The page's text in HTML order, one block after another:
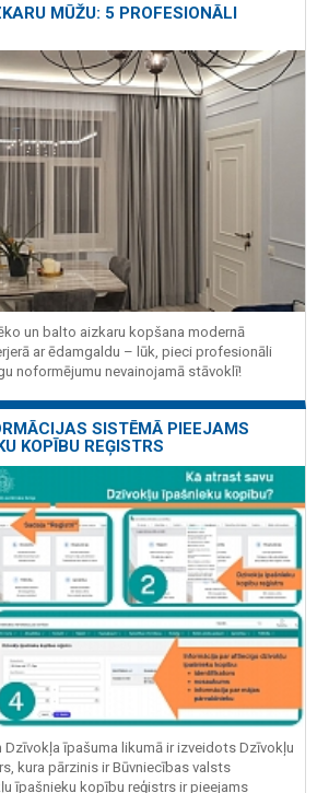
MŪŽU: 5 PROFESIONĀLI
un balto aizkaru kopšana modernā
ar ēdamgaldu – lūk, pieci profesionāli
noformējumu nevainojamā stāvoklī!
SISTĒMĀ PIEEJAMS
KOPĪBU REĢISTRS
Dzīvokļa īpašuma likumā ir izveidots Dzīvokļu
kura pārzinis ir Būvniecības valsts
īpašnieku kopību reģistrs ir pieejams